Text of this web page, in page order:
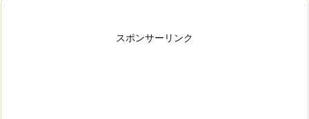
スポンサーリンク